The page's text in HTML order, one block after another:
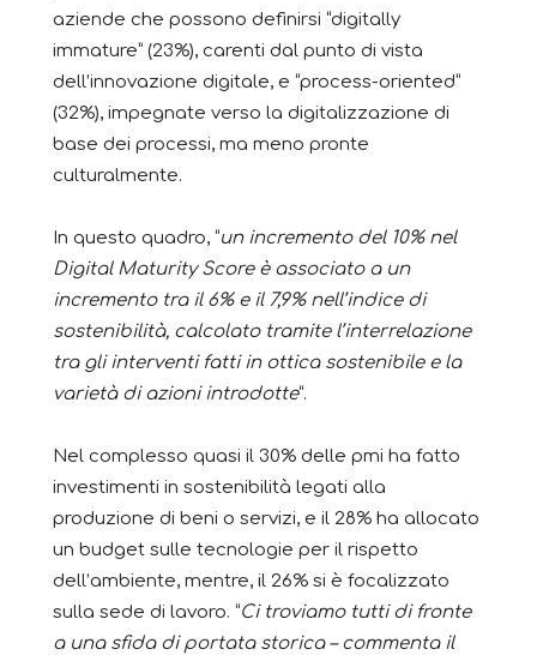
aziende che possono definirsi “digitally
immature” (23%), carenti dal punto di vista
dell’innovazione digitale, e “process-oriented”
(32%), impegnate verso la digitalizzazione di
base dei processi, ma meno pronte
culturalmente.
In questo quadro, “un incremento del 10% nel
Digital Maturity Score è associato a un
incremento tra il 6% e il 7,9% nell’indice di
sostenibilità, calcolato tramite l’interrelazione
tra gli interventi fatti in ottica sostenibile e la
varietà di azioni introdotte“.
Nel complesso quasi il 30% delle pmi ha fatto
investimenti in sostenibilità legati alla
produzione di beni o servizi, e il 28% ha allocato
un budget sulle tecnologie per il rispetto
dell’ambiente, mentre, il 26% si è focalizzato
sulla sede di lavoro. “Ci troviamo tutti di fronte
a una sfida di portata storica – commenta il